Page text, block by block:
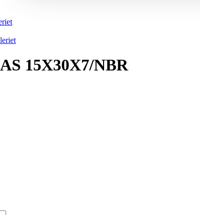
15X30X7/NBR